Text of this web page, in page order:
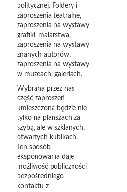
politycznej. Foldery i
zaproszenia teatralne,
zaproszenia na wystawy
grafiki, malarstwa,
zaproszenia na wystawy
znanych autorów,
zaproszenia na wystawy
w muzeach, galeriach.
Wybrana przez nas
część zaproszeń
umieszczona będzie nie
tylko na planszach za
szybą, ale w szklanych,
otwartych kubikach.
Ten sposób
eksponowania daje
możliwość publiczności
bezpośredniego
kontaktu z